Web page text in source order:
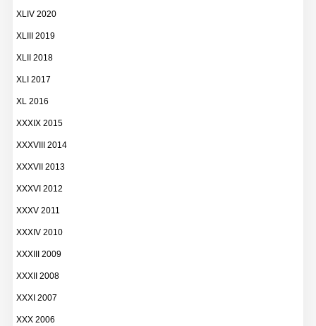
XLIV 2020
XLIII 2019
XLII 2018
XLI 2017
XL 2016
XXXIX 2015
XXXVIII 2014
XXXVII 2013
XXXVI 2012
XXXV 2011
XXXIV 2010
XXXIII 2009
XXXII 2008
XXXI 2007
XXX 2006